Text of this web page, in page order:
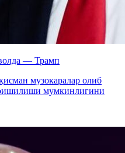
— Трамп
музокаралар олиб
мумкинлигини